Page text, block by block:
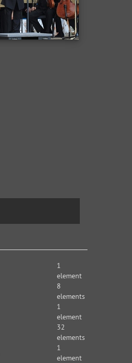
1
element
8
elements
1
element
32
elements
1
element